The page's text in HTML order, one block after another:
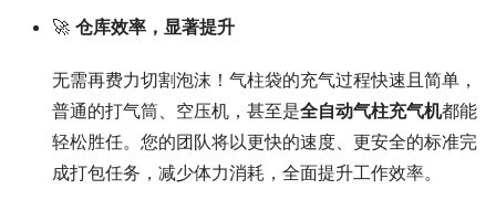
🚀 仓库效率，显著提升
无需再费力切割泡沫！气柱袋的充气过程快速且简单，
普通的打气筒、空压机，甚至是全自动气柱充气机都能
轻松胜任。您的团队将以更快的速度、更安全的标准完
成打包任务，减少体力消耗，全面提升工作效率。